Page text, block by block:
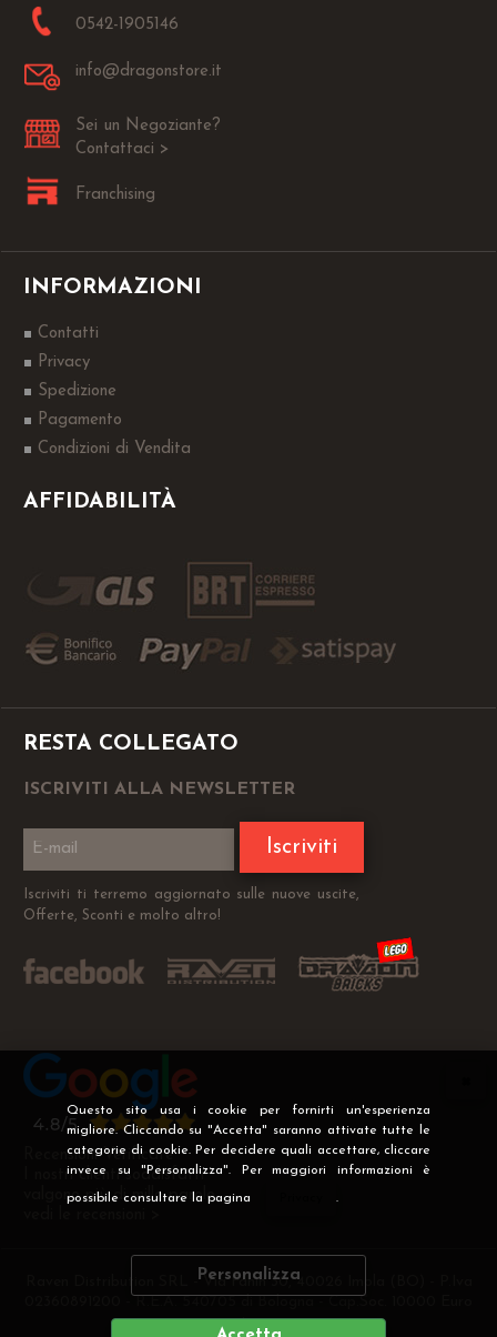
Questo sito usa i cookie per fornirti un'esperienza
migliore. Cliccando su "Accetta" saranno attivate tutte le
categorie di cookie. Per decidere quali accettare, cliccare
invece su "Personalizza". Per maggiori informazioni è
possibile consultare la pagina .
Personalizza
0542-1905146
info@dragonstore.it
Sei un Negoziante?
Contattaci >
Franchising
INFORMAZIONI
Contatti
Privacy
Spedizione
Pagamento
Condizioni di Vendita
AFFIDABILITÀ
RESTA COLLEGATO
ISCRIVITI ALLA NEWSLETTER
Iscriviti
Iscriviti ti terremo aggiornato sulle nuove uscite,
Offerte, Sconti e molto altro!
Recensioni Verificate
I nostri clienti soddisfatti
valgono più di mille parole
Raven Distribution SRL - Via Fanin 30, 40026 Imola (BO) - P.Iva
i.v